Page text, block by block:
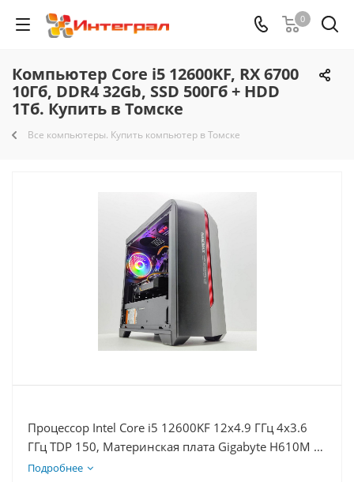
0
Компьютер Core i5 12600KF, RX 6700
10Гб, DDR4 32Gb, SSD 500Гб + HDD
1Тб. Купить в Томске
Все компьютеры. Купить компьютер в Томске
Процессор Intel Core i5 12600KF 12x4.9 ГГц 4x3.6
ГГц TDP 150, Материнская плата Gigabyte H610M K,
Видеокарта RX 6700 10Гб, Память DDR4 32Gb,
Подробнее